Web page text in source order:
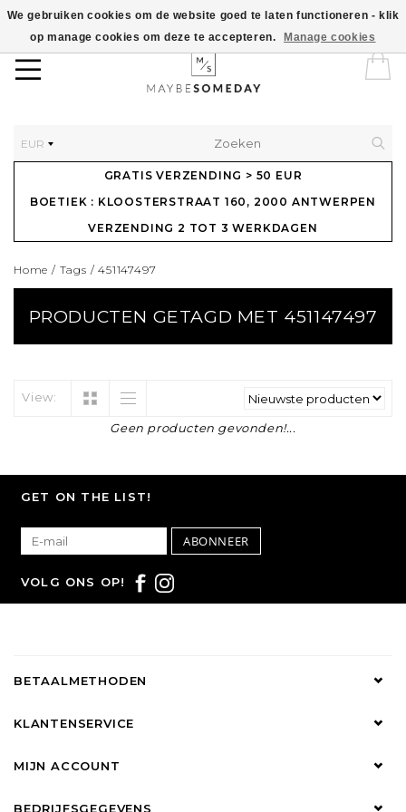
EUR
GRATIS VERZENDING > 50 EUR
BOETIEK : KLOOSTERSTRAAT 160, 2000 ANTWERPEN
VERZENDING 2 TOT 3 WERKDAGEN
Home / Tags /451147497
PRODUCTEN GETAGD MET 451147497
View:
Geen producten gevonden!...
We gebruiken cookies om de website goed te laten functioneren - klik
op manage cookies om deze te accepteren.
Manage cookies
GET ON THE LIST!
ABONNEER
VOLG ONS OP!
BETAALMETHODEN
KLANTENSERVICE
MIJN ACCOUNT
BEDRIJFSGEGEVENS